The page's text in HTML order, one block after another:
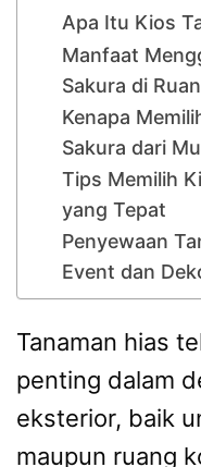
Apa Itu Kios
Manfaat
Sakura di
Kenapa
Sakura dari
Tips Memilih
yang Tepat
Penyewaan
Event dan
Tanaman hias
penting dalam
eksterior, baik
maupun ruang